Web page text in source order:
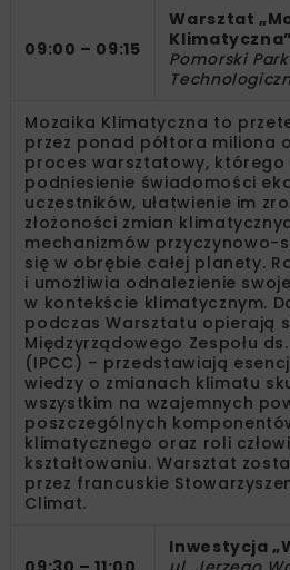
09:00 – 09:15
Warsztat
Klimatyczna”
Pomorski
Mozaika Klimatyczna to
przez ponad półtora miliona
proces warsztatowy, którego
podniesienie świadomości
uczestników, ułatwienie im
złożoności zmian
mechanizmów przyczynowo-
się w obrębie całej planety.
i umożliwia odnalezienie
w kontekście klimatycznym.
podczas Warsztatu opierają
Międzyrządowego Zespołu
(IPCC) – przedstawiają
wiedzy o zmianach klimatu
wszystkim na wzajemnych
poszczególnych
klimatycznego oraz roli
kształtowaniu. Warsztat
przez francuskie
Climat.
Inwestycja